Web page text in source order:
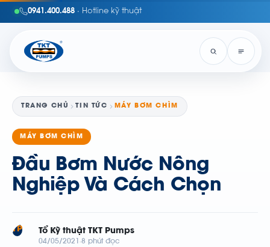
0941.400.488 · Hotline kỹ thuật
TRANG CHỦ TIN TỨC MÁY BƠM CHÌM
MÁY BƠM CHÌM
Đầu Bơm Nước Nông
Nghiệp Và Cách Chọn
TP Tổ Kỹ thuật TKT Pumps
04/05/2021 8 phút đọc